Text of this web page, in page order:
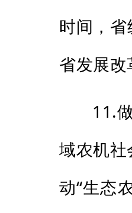
时间，
省发展
11.
域农机
动“生态